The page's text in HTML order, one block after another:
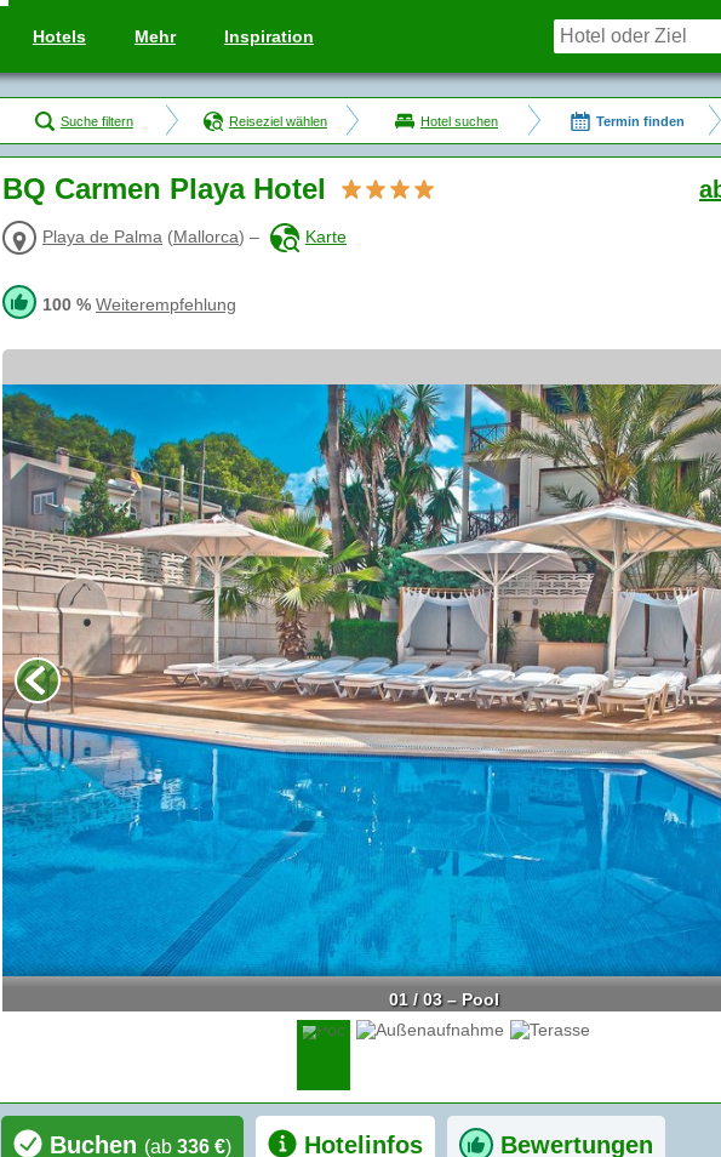
Hotels Mehr Inspiration
Suche filtern Reiseziel wählen Hotel suchen Termin finden
BQ Carmen Playa Hotel
Playa de Palma (Mallorca) – Karte
100 % Weiterempfehlung
01 / 03 – Pool
Buchen (ab 336 €) Hotelinfos Bewertungen